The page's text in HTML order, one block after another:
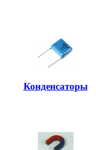
Конденсаторы